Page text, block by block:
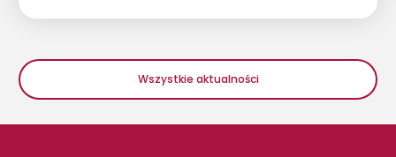
Wszystkie aktualności